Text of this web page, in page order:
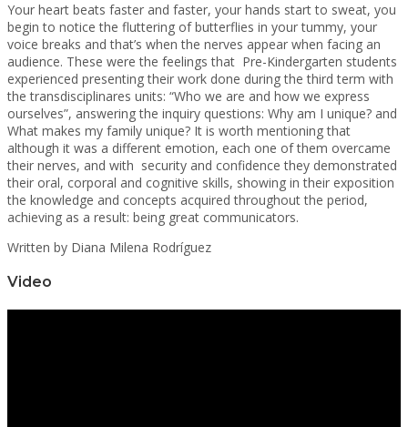
Your heart beats faster and faster, your hands start to sweat, you
begin to notice the fluttering of butterflies in your tummy, your
voice breaks and that’s when the nerves appear when facing an
audience. These were the feelings that Pre-Kindergarten students
experienced presenting their work done during the third term with
the transdisciplinares units: “Who we are and how we express
ourselves”, answering the inquiry questions: Why am I unique? and
What makes my family unique? It is worth mentioning that
although it was a different emotion, each one of them overcame
their nerves, and with security and confidence they demonstrated
their oral, corporal and cognitive skills, showing in their exposition
the knowledge and concepts acquired throughout the period,
achieving as a result: being great communicators.
Written by Diana Milena Rodríguez
Video